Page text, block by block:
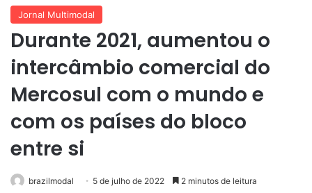
Jornal Multimodal
Durante 2021, aumentou o
intercâmbio comercial do
Mercosul com o mundo e
com os países do bloco
entre si
brazilmodal 5 de julho de 2022 2 minutos de leitura